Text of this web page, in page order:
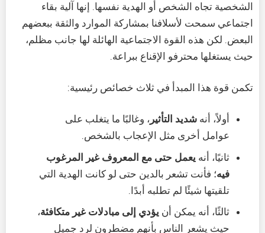
الشخصية تجاه الشخص أو الهدية نفسها. إنها آلية بقاء
اجتماعي سمحت لأسلافنا بمشاركة الموارد والثقة ببعضهم
البعض. لكن هذه القوة الاجتماعية الهائلة لها جانب مظلم،
حيث يستغلها محترفو الإقناع ببراعة.
تكمن قوة هذا المبدأ في ثلاث خصائص رئيسية:
أولاً، أنه شديد التأثير ، وغالبًا ما يتغلب على
عوامل أخرى مثل الإعجاب بالشخص.
ثانيًا، أنه يعمل حتى مع المعروف غير المرغوب
فيه؛ فأنت تشعر بالدين حتى لو كانت الهدية التي
تلقيتها شيئًا لم تطلبه أبدًا.
ثالثًا، أنه يمكن أن يؤدي إلى مبادلات غير متكافئة،
حيث يشعر الناس بأنهم مضطرون لرد جميل